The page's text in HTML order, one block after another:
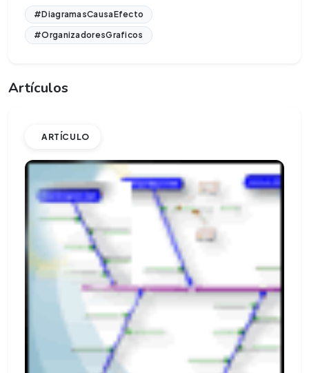
#DiagramasCausaEfecto
#OrganizadoresGraficos
Artículos
ARTÍCULO